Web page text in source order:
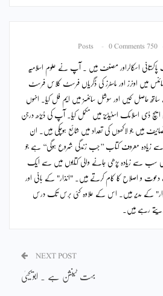
750 Posts
0 Comments
پاکستانی اسکالراور مصنف ہیں ۔ آپ نے علوم اسلامیہ
سائنس میں اونرز اور ماسٹرز کی ڈگریاں فرسٹ کلاس فرسٹ
حاصل کیں اور سوشل سائنسز میں ایم فل کیا۔ انہوں
ایچ ڈی اسلامک اسٹیڈیز میں مکمل کیا۔ آپ کی ڈیڑھ درجن
ہیں جو لاکھوں کی تعداد میں شائع ہوچکی ہیں۔ ان
زیادہ معروف کتاب ’’جب زندگی شروع ہوگی‘‘ ہے جو
کی سب سے زیادہ پڑھی جانے والی کتابوں میں سے ایک
و اصلاح کا کام کرتے ہیں۔ "انذار" کے بانی اور
کے مدیر ہیں۔ اس کے علاوہ کئی برس تک درس
رہے ہیں۔
NEXT POST
بہت ٹینشن ہے ۔ ابویحییٰ